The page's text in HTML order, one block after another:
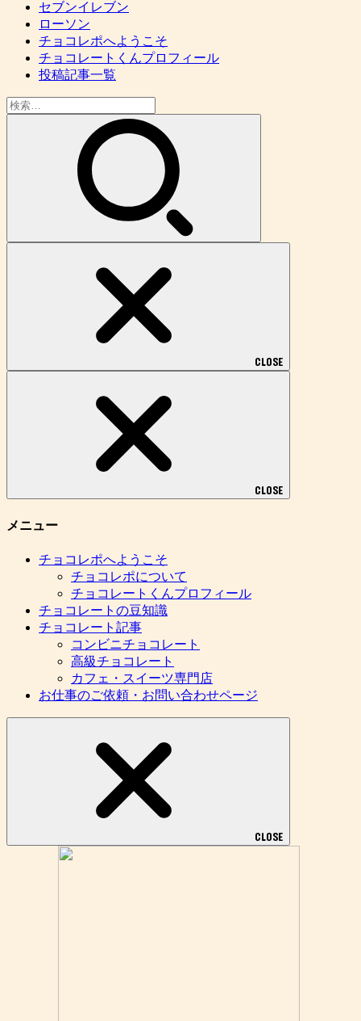
セブンイレブン
ローソン
チョコレポへようこそ
チョコレートくんプロフィール
投稿記事一覧
検
索:
CLOSE
CLOSE
メニュー
チョコレポへようこそ
チョコレポについて
チョコレートくんプロフィール
チョコレートの豆知識
チョコレート記事
コンビニチョコレート
高級チョコレート
カフェ・スイーツ専門店
お仕事のご依頼・お問い合わせページ
CLOSE